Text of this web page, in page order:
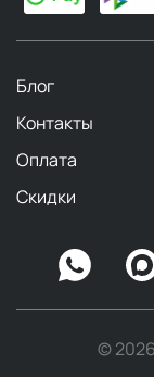
Блог
Контакты
Оплата
Скидки
©